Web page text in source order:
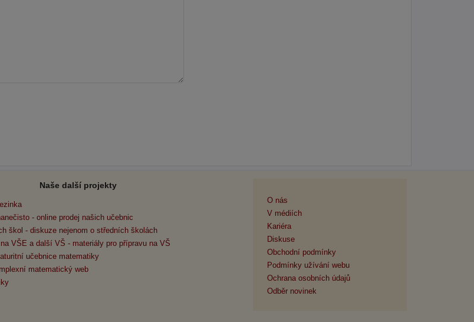
Naše další projekty
- online prodej našich učebnic
škol - diskuze nejenom o středních školách
VŠE a další VŠ - materiály pro přípravu na VŠ
učebnice matematiky
matematický web
O nás
V médiích
Kariéra
Diskuse
Obchodní podmínky
Podmínky užívání webu
Ochrana osobních údajů
Odběr novinek